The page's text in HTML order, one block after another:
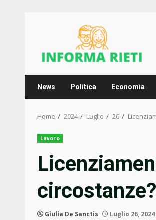
News Politica Economia
Home 2024 Luglio 26
Lavoro
circostanze?
Giulia De Sanctis Luglio 26, 2024